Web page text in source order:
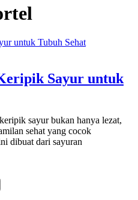
Sayur untuk
sayur bukan hanya lezat,
sehat yang cocok
dibuat dari sayuran